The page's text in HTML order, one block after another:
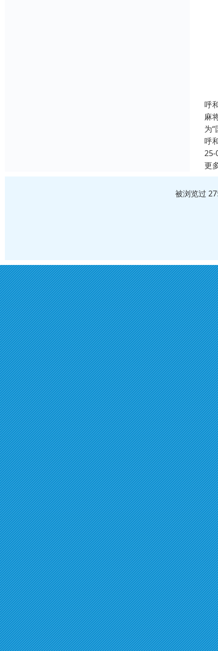
呼
麻
为
呼
25-
更
被浏览过